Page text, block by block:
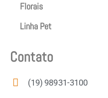
Florais
Linha Pet
Contato
(19) 98931-3100